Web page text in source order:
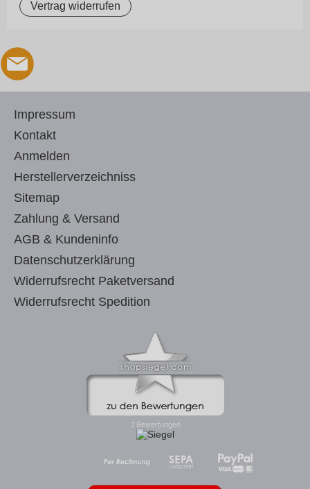
Vertrag widerrufen
Impressum
Kontakt
Anmelden
Herstellerverzeichniss
Sitemap
Zahlung & Versand
AGB & Kundeninfo
Datenschutzerklärung
Widerrufsrecht Paketversand
Widerrufsrecht Spedition